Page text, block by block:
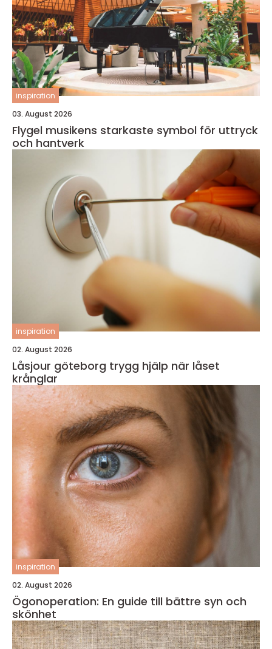
inspiration
03. August 2026
Flygel musikens starkaste symbol för uttryck
och hantverk
inspiration
02. August 2026
Låsjour göteborg trygg hjälp när låset
krånglar
inspiration
02. August 2026
Ögonoperation: En guide till bättre syn och
skönhet